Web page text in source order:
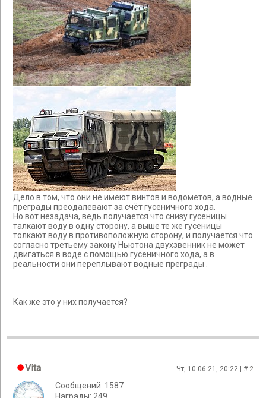
Дело в том, что они не имеют винтов и водомётов, а водные
преграды преодалевают за счёт гусеничного хода.
Но вот незадача, ведь получается что снизу гусеницы
талкают воду в одну сторону, а выше те же гусеницы
толкают воду в противоположную сторону, и получается что
согласно третьему закону Ньютона двухзвенник не может
двигаться в воде с помощью гусеничного хода, а в
реальности они переплывают водные преграды .
Как же это у них получается?
Vita Чт, 10.06.21, 20:22 | # 2
Сообщений: 1587